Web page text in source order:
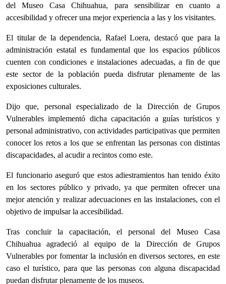
del Museo Casa Chihuahua, para sensibilizar en cuanto a
accesibilidad y ofrecer una mejor experiencia a las y los visitantes.
El titular de la dependencia, Rafael Loera, destacó que para la
administración estatal es fundamental que los espacios públicos
cuenten con condiciones e instalaciones adecuadas, a fin de que
este sector de la población pueda disfrutar plenamente de las
exposiciones culturales.
Dijo que, personal especializado de la Dirección de Grupos
Vulnerables implementó dicha capacitación a guías turísticos y
personal administrativo, con actividades participativas que permiten
conocer los retos a los que se enfrentan las personas con distintas
discapacidades, al acudir a recintos como este.
El funcionario aseguró que estos adiestramientos han tenido éxito
en los sectores público y privado, ya que permiten ofrecer una
mejor atención y realizar adecuaciones en las instalaciones, con el
objetivo de impulsar la accesibilidad.
Tras concluir la capacitación, el personal del Museo Casa
Chihuahua agradeció al equipo de la Dirección de Grupos
Vulnerables por fomentar la inclusión en diversos sectores, en este
caso el turístico, para que las personas con alguna discapacidad
puedan disfrutar plenamente de los museos.